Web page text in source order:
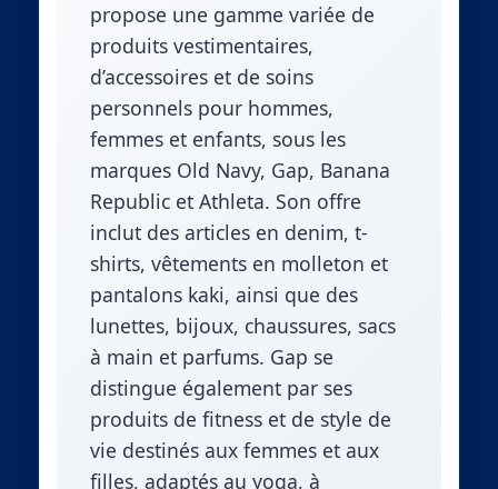
propose une gamme variée de
produits vestimentaires,
d’accessoires et de soins
personnels pour hommes,
femmes et enfants, sous les
marques Old Navy, Gap, Banana
Republic et Athleta. Son offre
inclut des articles en denim, t-
shirts, vêtements en molleton et
pantalons kaki, ainsi que des
lunettes, bijoux, chaussures, sacs
à main et parfums. Gap se
distingue également par ses
produits de fitness et de style de
vie destinés aux femmes et aux
filles, adaptés au yoga, à